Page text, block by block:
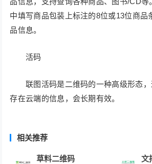
中填写商品包装上标注的8位或13位商品
品信息。
活码
联图活码是二维码的一种高级形态，
存在云端的信息，会长期有效。
相关推荐
草料二维码 文